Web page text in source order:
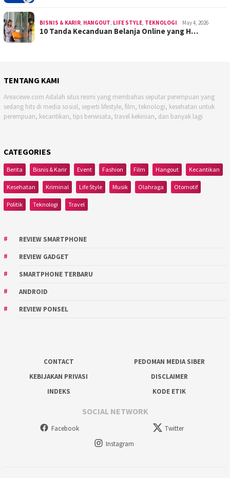
BISNIS & KARIR HANGOUT LIFE STYLE TEKNOLOGI May 4, 2026
10 Tanda Kecanduan Belanja Online yang H…
TENTANG KAMI
Areacewe.com Adalah situs resmi yang membahas seputar perempuan yang
sedang hits di media sosial, seperti lifestyle, film, teknologi, kesehatan untuk
perempuan, kecantikan, tips berwisata, travel kekinian, dan banyak lagi
CATEGORIES
Berita Bisnis & Karir Event Fashion Film Hangout Kecantikan
Kesehatan Kriminal Life Style Musik Olahraga Otomotif
Politik Teknologi Travel
REVIEW SMARTPHONE
REVIEW GADGET
SMARTPHONE TERBARU
ANDROID
REVIEW PONSEL
CONTACT
PEDOMAN MEDIA SIBER
KEBIJAKAN PRIVASI
DISCLAIMER
INDEKS
KODE ETIK
SOCIAL NETWORK
Facebook
Twitter
Instagram